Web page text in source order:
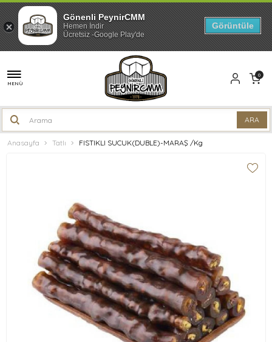
MENÜ
0
Anasayfa Tatlı FISTIKLI SUCUK(DUBLE)-MARAŞ /Kg
Gönenli PeynirCMM
Hemen İndir
Ücretsiz -Google Play'de
Görüntüle